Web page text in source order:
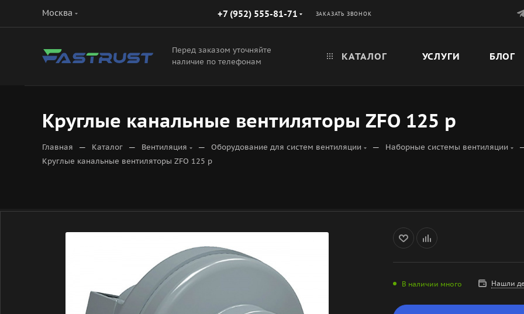
Москва +7 (952) 555-81-71 ЗАКАЗАТЬ ЗВОНОК
Перед заказом уточняйте
наличие по телефонам
КАТАЛОГ УСЛУГИ БЛОГ
Круглые канальные вентиляторы ZFO 125 р
Главная — Каталог — Вентиляция — Оборудование для систем вентиляции — Наборные системы вентиляции
Круглые канальные вентиляторы ZFO 125 р
В наличии много Нашли